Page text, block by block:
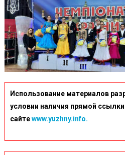
Использование материалов
условии наличия прямой
сайтеwww.yuzhny.info.